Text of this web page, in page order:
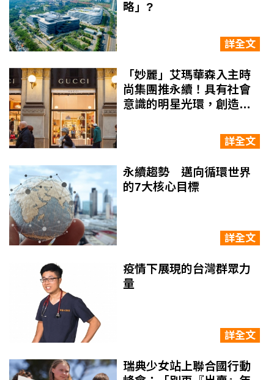
略」?
詳全文
「妙麗」艾瑪華森入主時
尚集團推永續！具有社會
意識的明星光環，創造董
詳全文
永續趨勢 邁向循環世界
的7大核心目標
詳全文
疫情下展現的台灣群眾力
量
詳全文
瑞典少女站上聯合國行動